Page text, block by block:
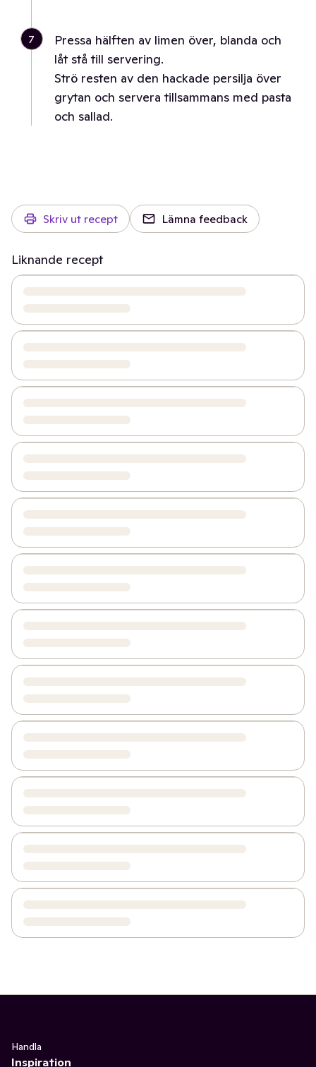
7
Pressa hälften av limen över, blanda och
låt stå till servering.
Strö resten av den hackade persilja över
grytan och servera tillsammans med pasta
och sallad.
Skriv ut recept Lämna feedback
Liknande recept
Handla
Inspiration